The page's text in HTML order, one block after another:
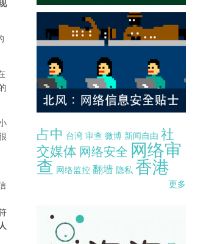
占中 台湾 审查 微博 新闻自由 社
交媒体 网络安全 网络审
查 网络监控 翻墙 隐私 香港
更多
pao-pao-banner-mirror-site-